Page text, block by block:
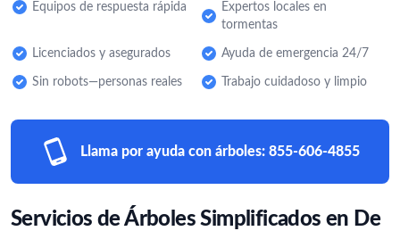
Equipos de respuesta rápida
Expertos locales en
tormentas
Licenciados y asegurados Ayuda de emergencia 24/7
Sin robots—personas reales Trabajo cuidadoso y limpio
Llama por ayuda con árboles: 855-606-4855
Servicios de Árboles Simplificados en De